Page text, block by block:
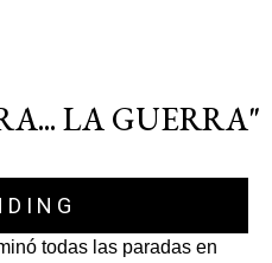
LA GUERRA"